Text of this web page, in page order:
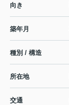
向き
築年月
種別 / 構造
所在地
交通